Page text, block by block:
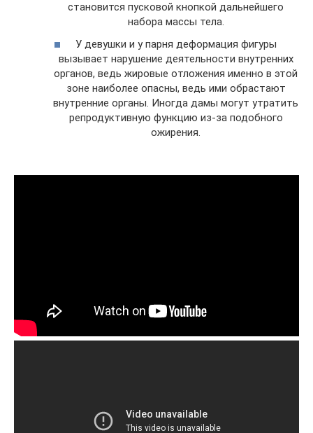
становится пусковой кнопкой дальнейшего
набора массы тела.
У девушки и у парня деформация фигуры
вызывает нарушение деятельности внутренних
органов, ведь жировые отложения именно в этой
зоне наиболее опасны, ведь ими обрастают
внутренние органы. Иногда дамы могут утратить
репродуктивную функцию из-за подобного
ожирения.